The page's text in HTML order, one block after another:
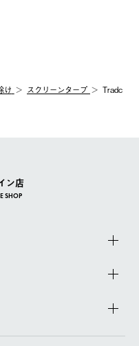
け スクリーンタープ
Tradc
ン店
SHOP